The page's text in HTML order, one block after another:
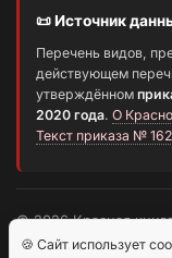
📜 Источник
Перечень видов,
действующем
утверждённом
2020 года. О
Текст приказа №
© 2026 Красная
Информационный
🍪 Сайт использует